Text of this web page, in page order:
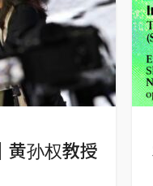
黄孙权教授